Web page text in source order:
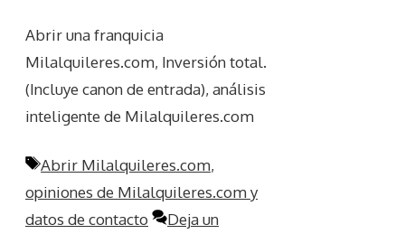
Abrir una franquicia
Milalquileres.com, Inversión total.
(Incluye canon de entrada), análisis
inteligente de Milalquileres.com
Etiquetas
Abrir Milalquileres.com,
opiniones de Milalquileres.com y
datos de contacto
Deja un